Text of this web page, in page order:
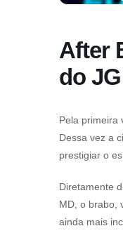
After
do JG
Pela primeira
Dessa vez a
prestigiar o
Diretamente
MD, o brabo,
ainda mais